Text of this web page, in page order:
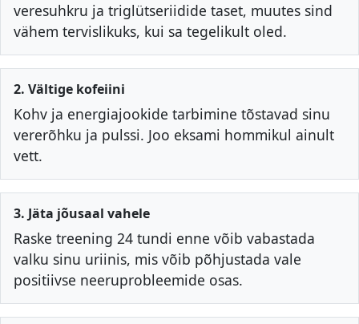
veresuhkru ja triglütseriidide taset, muutes sind
vähem tervislikuks, kui sa tegelikult oled.
2. Vältige kofeiini
Kohv ja energiajookide tarbimine tõstavad sinu
vererõhku ja pulssi. Joo eksami hommikul ainult
vett.
3. Jäta jõusaal vahele
Raske treening 24 tundi enne võib vabastada
valku sinu uriinis, mis võib põhjustada vale
positiivse neeruprobleemide osas.